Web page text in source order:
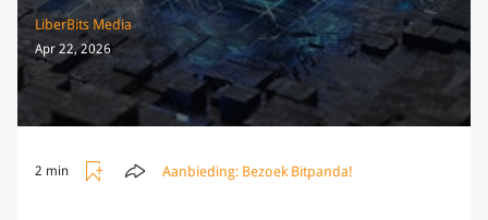
LiberBits Media
Apr 22, 2026
2 min Aanbieding: Bezoek Bitpanda!